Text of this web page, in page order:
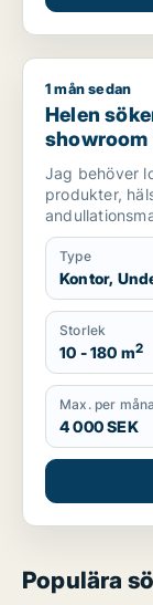
Helen söker
1 mån sedan
Helen
Jag behöver
produkter,
Type
Kontor,
Storlek
10 - 180 m2
Max. per
4 000 SEK
Populära